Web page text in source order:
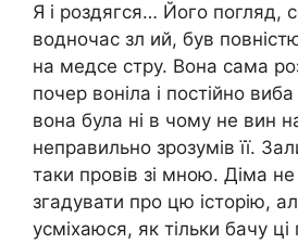
Я і роздягся… Його погляд,
водночас зл ий, був
на медсе стру. Вона сама
почер воніла і постійно
вона була ні в чому не вин
неправильно зрозумів її.
таки провів зі мною. Діма
згадувати про цю історію,
усміхаюся, як тільки бачу ці